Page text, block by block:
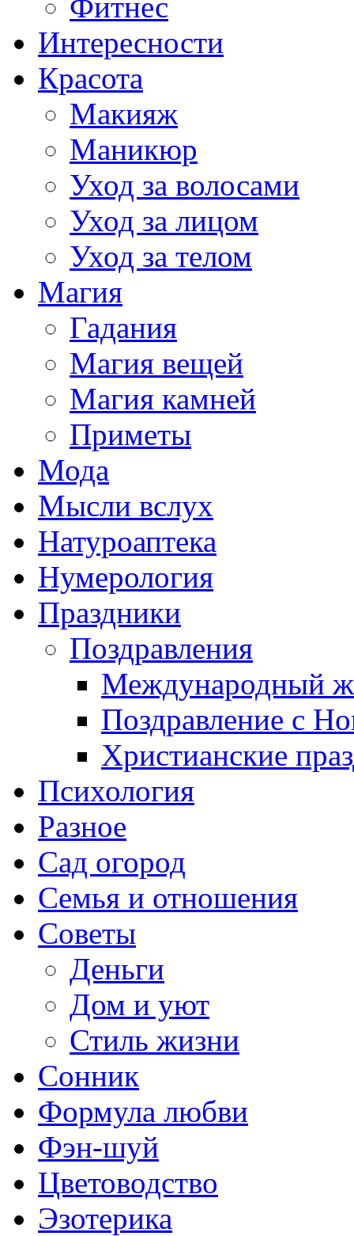
Интересности
Красота
Макияж
Маникюр
Уход за волосами
Уход за лицом
Уход за телом
Магия
Гадания
Магия вещей
Магия камней
Приметы
Мода
Мысли вслух
Натуроаптека
Нумерология
Праздники
Поздравления
Международный
Поздравление с
Христианские
Психология
Разное
Сад огород
Семья и отношения
Советы
Деньги
Дом и уют
Стиль жизни
Сонник
Формула любви
Фэн-шуй
Цветоводство
Эзотерика